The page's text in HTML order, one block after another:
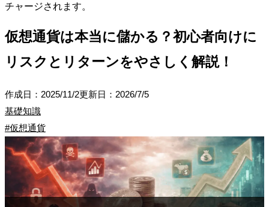
チャージされます。
仮想通貨は本当に儲かる？初心者向けに
リスクとリターンをやさしく解説！
作成日： 2025/11/2更新日： 2026/7/5
基礎知識
#仮想通貨